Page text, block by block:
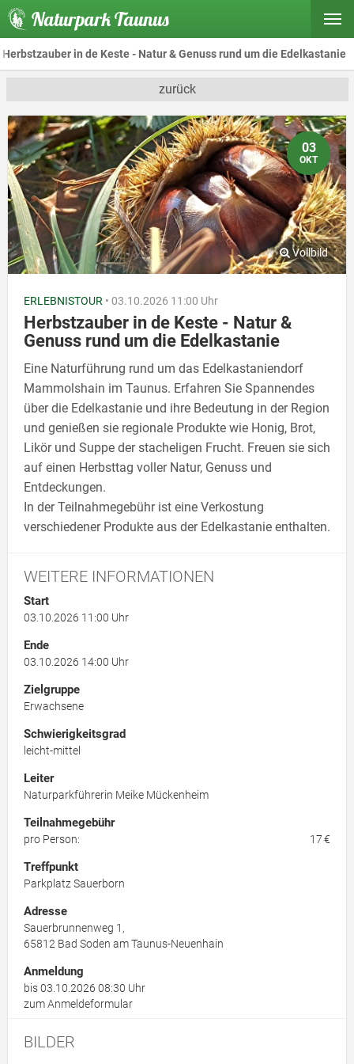
Naturpark Taunus
Herbstzauber in de Keste - Natur & Genuss rund um die Edelkastanie
zurück
03
OKT
ERLEBNISTOUR • 03.10.2026 11:00 Uhr
Herbstzauber in de Keste - Natur &
Genuss rund um die Edelkastanie
Eine Naturführung rund um das Edelkastaniendorf
Mammolshain im Taunus. Erfahren Sie Spannendes
über die Edelkastanie und ihre Bedeutung in der Region
und genießen sie regionale Produkte wie Honig, Brot,
Likör und Suppe der stacheligen Frucht. Freuen sie sich
auf einen Herbsttag voller Natur, Genuss und
Entdeckungen.
In der Teilnahmegebühr ist eine Verkostung
verschiedener Produkte aus der Edelkastanie enthalten.
WEITERE INFORMATIONEN
Start
03.10.2026 11:00 Uhr
Ende
03.10.2026 14:00 Uhr
Zielgruppe
Erwachsene
Schwierigkeitsgrad
leicht-mittel
Leiter
Naturparkführerin Meike Mückenheim
Teilnahmegebühr
pro Person: 17 €
Treffpunkt
Parkplatz Sauerborn
Adresse
Sauerbrunnenweg 1,
65812 Bad Soden am Taunus-Neuenhain
Anmeldung
bis 03.10.2026 08:30 Uhr
zum Anmeldeformular
BILDER